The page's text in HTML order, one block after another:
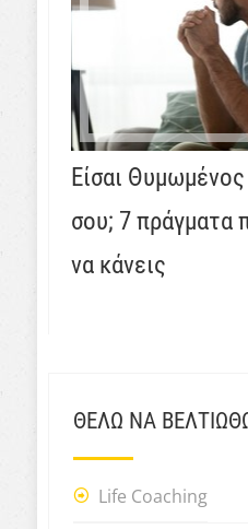
Είσαι
σου; 7 πράγματα
να κάνεις
ΘΕΛΩ ΝΑ
Life Coaching